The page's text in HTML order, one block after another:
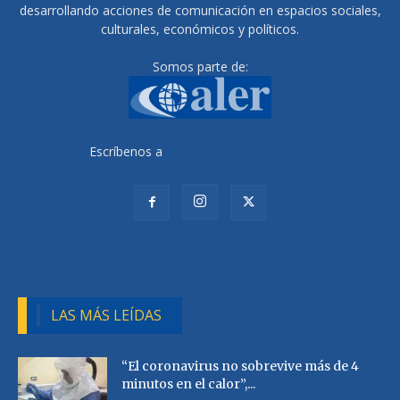
desarrollando acciones de comunicación en espacios sociales,
culturales, económicos y políticos.
Somos parte de:
Escríbenos a
LAS MÁS LEÍDAS
“El coronavirus no sobrevive más de 4
minutos en el calor”,...